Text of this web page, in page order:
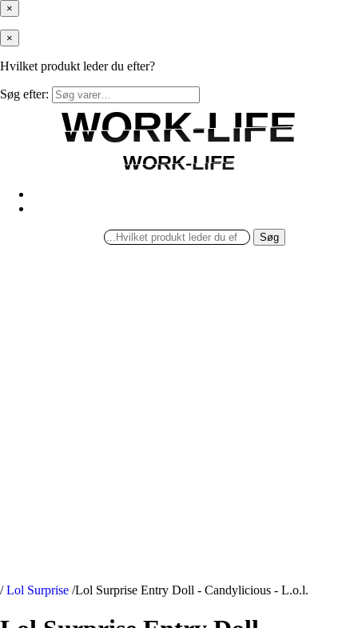
×
×
Hvilket produkt leder du efter?
Søg efter:
WORK-LIFE
WORK-LIFE
WORK-LIFE
WORK-LIFE
Søg
/ Lol Surprise /Lol Surprise Entry Doll - Candylicious - L.o.l.